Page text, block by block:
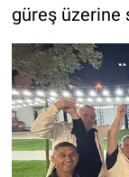
güreş üzerine